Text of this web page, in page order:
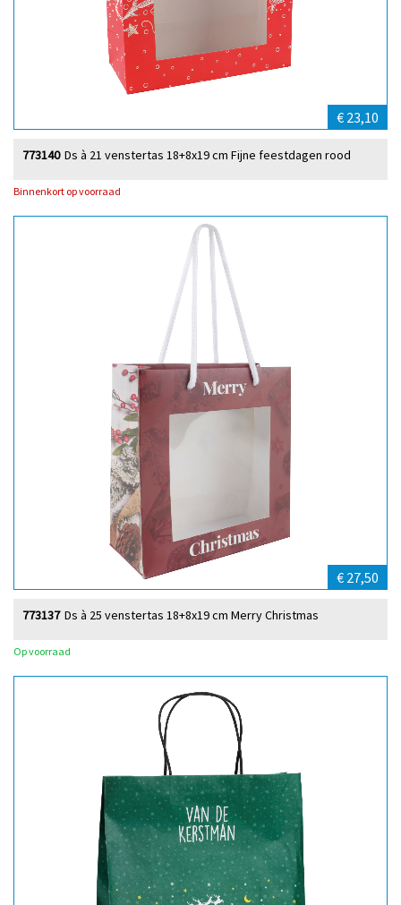
€ 23,10
Ds à 21 venstertas 18+8x19 cm Fijne feestdagen rood
773140
Binnenkort op voorraad
€ 27,50
Ds à 25 venstertas 18+8x19 cm Merry Christmas
773137
Op voorraad